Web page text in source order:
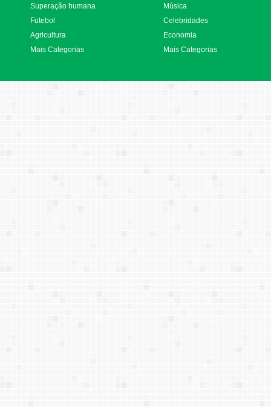
Superação humana
Futebol
Agricultura
Mais Categorias
Música
Celebridades
Economia
Mais Categorias